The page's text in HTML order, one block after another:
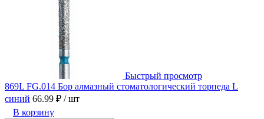
Быстрый просмотр
869L FG.014 Бор алмазный стоматологический торпеда L
синий 66.99 ₽ / шт
В корзину